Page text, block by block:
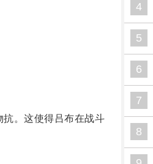
抗。这使得吕布在战斗
4
5
6
7
8